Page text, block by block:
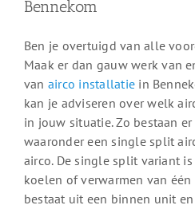
Bennekom
Ben je overtuigd van alle
Maak er dan gauw werk van
van airco installatie in
kan je adviseren over welk
in jouw situatie. Zo bestaan
waaronder een single split
airco. De single split variant
koelen of verwarmen van
bestaat uit een binnen unit